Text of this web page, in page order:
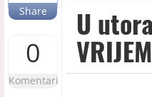
Share
0
Komentari
U